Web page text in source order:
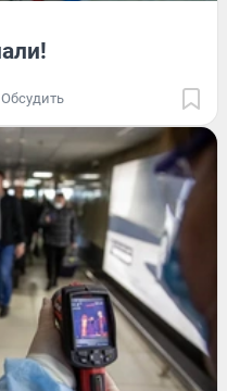
Обсудить